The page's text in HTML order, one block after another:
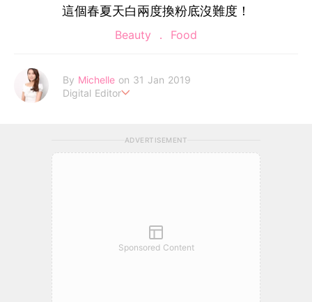
這個春夏天白兩度換粉底沒難度！
Beauty Food
By Michelle on 31 Jan 2019
Digital Editor
ADVERTISEMENT
Sponsored Content